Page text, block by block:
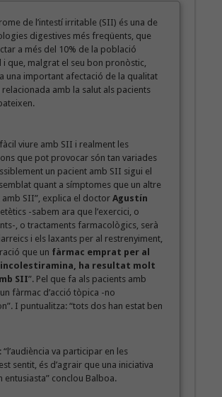
de l’intestí irritable (SII) és una de
digestives més freqüents, que
a més del 10% de la població
i que, malgrat el seu bon pronòstic,
una important afectació de la qualitat
relacionada amb la salut als pacients
viure amb SII i realment les
que pot provocar són tan variades
un pacient amb SII sigui el
quant a símptomes que un altre
amb SII”, explica el doctorAgustín
-sabem ara que l’exercici, o
, o tractaments farmacològics, serà
i els laxants per al restrenyiment,
que un fàrmac emprat per al
ha resultat molt
SII”. Pel que fa als pacients amb
fàrmac d’acció tòpica -no
I puntualitza: “tots dos han estat ben
va participar en les
sentit, és d’agrair que una iniciativa
conclou Balboa.